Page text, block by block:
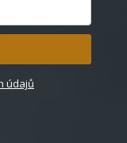
údajů